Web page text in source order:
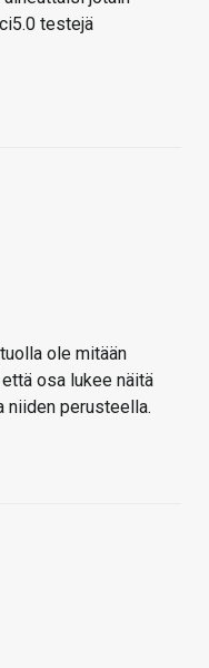
testejä
ole mitään
osa lukee näitä
niiden perusteella.